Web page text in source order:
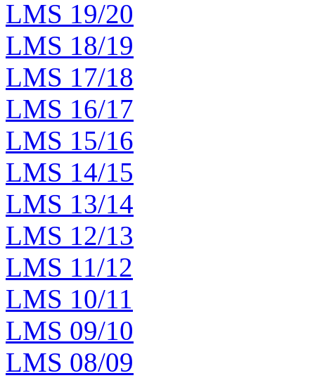
LMS 19/20
LMS 18/19
LMS 17/18
LMS 16/17
LMS 15/16
LMS 14/15
LMS 13/14
LMS 12/13
LMS 11/12
LMS 10/11
LMS 09/10
LMS 08/09